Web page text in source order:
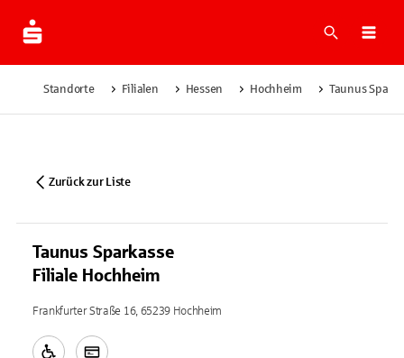
Suche
Standorte Filialen Hessen Hochheim Taunus
Zurück zur Liste
Taunus Sparkasse
Filiale Hochheim
Frankfurter Straße 16, 65239 Hochheim